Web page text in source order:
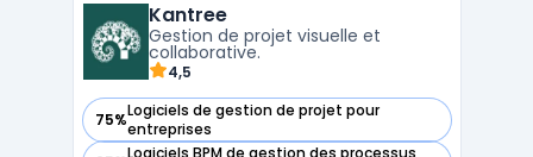
tâches à des membres de votre équipe et
suivre leur progression ...
Kantree
Gestion de projet visuelle et
collaborative.
4,5
75%Logiciels de gestion de projet pour
entreprises
— voir Kantree dans cette catégorie
Logiciels BPM de gestion des processus